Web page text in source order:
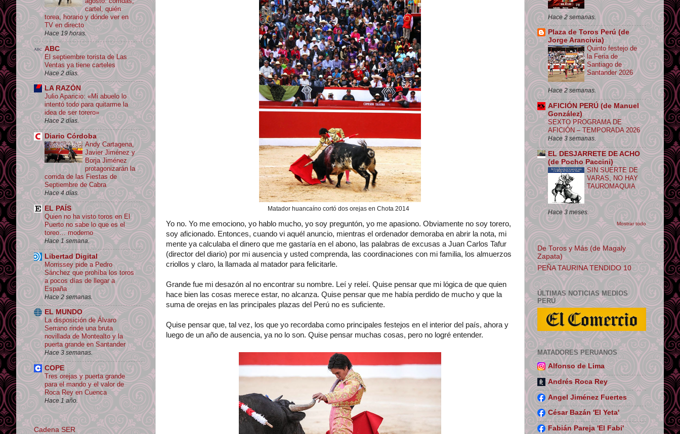
Matador huancaíno cortó dos orejas en Chota 2014
Yo no. Yo me emociono, yo hablo mucho, yo soy preguntón, yo me apasiono. Obviamente no soy torero,
soy aficionado. Entonces, cuando vi aquél anuncio, mientras el ordenador demoraba en abrir la nota, mi
mente ya calculaba el dinero que me gastaría en el abono, las palabras de excusas a Juan Carlos Tafur
(director del diario) por mi ausencia y usted comprenda, las coordinaciones con mi familia, los almuerzos
criollos y claro, la llamada al matador para felicitarle.
Grande fue mi desazón al no encontrar su nombre. Leí y releí. Quise pensar que mi lógica de que quien
hace bien las cosas merece estar, no alcanza. Quise pensar que me había perdido de mucho y que la
suma de orejas en las principales plazas del Perú no es suficiente.
Quise pensar que, tal vez, los que yo recordaba como principales festejos en el interior del país, ahora y
luego de un año de ausencia, ya no lo son. Quise pensar muchas cosas, pero no logré entender.
cartel, quién
torea, horario y dónde ver en
TV en directo
Hace 19 horas.
ABC
El septiembre torista de Las
Ventas ya tiene carteles
Hace 2 días.
LA RAZÓN
Julio Aparicio: «Mi abuelo lo
intentó todo para quitarme la
idea de ser torero»
Hace 2 días.
Diario Córdoba
Andy Cartagena,
Javier Jiménez y
Borja Jiménez
protagonizarán la
corrida de las Fiestas de
Septiembre de Cabra
Hace 4 días.
EL PAÍS
Quien no ha visto toros en El
Puerto no sabe lo que es el
toreo… moderno
Hace 1 semana.
Libertad Digital
Morrissey pide a Pedro
Sánchez que prohíba los toros
a pocos días de llegar a
España
Hace 2 semanas.
EL MUNDO
La disposición de Álvaro
Serrano rinde una bruta
novillada de Montealto y la
puerta grande en Santander
Hace 3 semanas.
COPE
Tres orejas y puerta grande
para el mando y el valor de
Roca Rey en Cuenca
Hace 1 año.
Cadena SER
Hace 2 semanas.
Plaza de Toros Perú (de
Jorge Arancivia)
Quinto festejo de
la Feria de
Santiago de
Santander 2026
Hace 2 semanas.
AFICIÓN PERÚ (de Manuel
González)
SEXTO PROGRAMA DE
AFICIÓN – TEMPORADA 2026
Hace 3 semanas.
EL DESJARRETE DE ACHO
(de Pocho Paccini)
SIN SUERTE DE
VARAS, NO HAY
TAUROMAQUIA
Hace 3 meses.
Mostrar todo
De Toros y Más (de Magaly
Zapata)
PEÑA TAURINA TENDIDO 10
ÚLTIMAS NOTICIAS MEDIOS
PERÚ
MATADORES PERUANOS
Alfonso de Lima
Andrés Roca Rey
Angel Jiménez Fuertes
César Bazán 'El Yeta'
Fabián Pareja 'El Fabi'